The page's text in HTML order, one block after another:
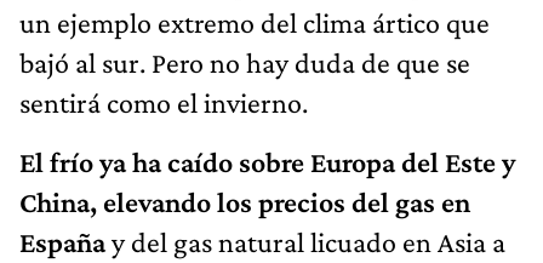
un ejemplo extremo del clima ártico que
bajó al sur. Pero no hay duda de que se
sentirá como el invierno.
El frío ya ha caído sobre Europa del Este y
China, elevando los precios del gas en
Españay del gas natural licuado en Asia a